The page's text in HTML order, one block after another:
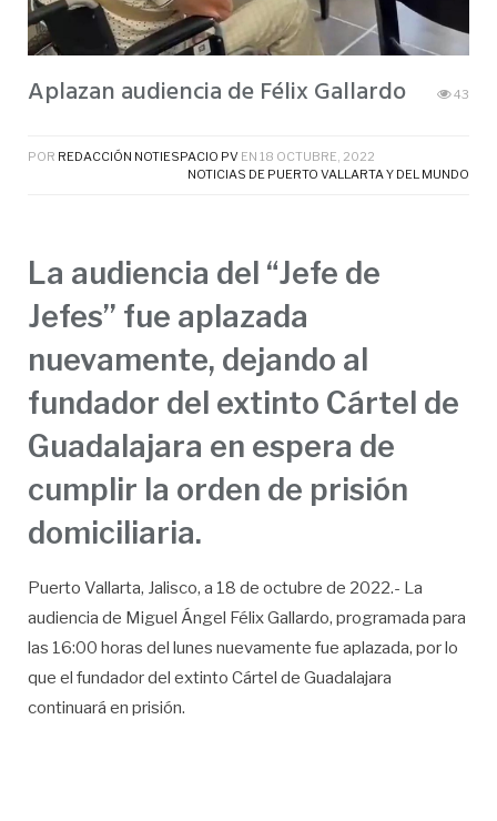
Aplazan audiencia de Félix Gallardo 43
POR REDACCIÓN NOTIESPACIO PV EN 18 OCTUBRE, 2022
NOTICIAS DE PUERTO VALLARTA Y DEL MUNDO
La audiencia del “Jefe de
Jefes” fue aplazada
nuevamente, dejando al
fundador del extinto Cártel de
Guadalajara en espera de
cumplir la orden de prisión
domiciliaria.
Puerto Vallarta, Jalisco, a 18 de octubre de 2022.- La
audiencia de Miguel Ángel Félix Gallardo, programada para
las 16:00 horas del lunes nuevamente fue aplazada, por lo
que el fundador del extinto Cártel de Guadalajara
continuará en prisión.